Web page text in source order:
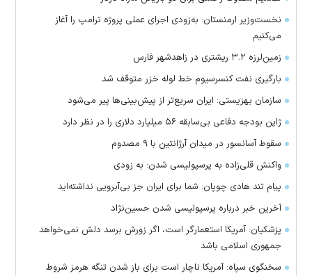
نخست‌وزیر ارمنستان: به‌زودی اجرای عملی پروژه ترامپ را آغاز
می‌کنیم
زمین‌لرزه ۳.۲ ریشتری در زاهدشهر فارس
بارگیری نفت کنسرسیوم خط لوله خزر متوقف شد
سازمان بهزیستی: ایران سریع‌تر از پیش‌بینی‌ها پیر می‌شود
ژاپن بودجه دفاعی بی‌سابقه ۵۶ میلیارد دلاری را در نظر دارد
سقوط آسانسور در میدان آرژانتین با ۹ مصدوم
واکنش قلی‌زاده به پرسپولیسی شدن: به زودی
پیام تند هادی چوپان: شما برای ایران جز بی‌آبرویی نداشته‌اید
آخرین خبر درباره پرسپولیسی شدن حسین‌نژاد
پزشکیان: آمریکا استعمارگر است، اگر زورش برسد دلش نمی‌خواهد
جمهوری اسلامی باشد
سخنگوی سپاه: آمریکا ناچار است برای باز شدن تنگه هرمز شروط